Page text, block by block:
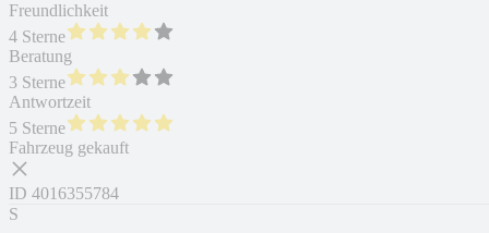
Freundlichkeit
4 Sterne
Beratung
3 Sterne
Antwortzeit
5 Sterne
Fahrzeug gekauft
ID 4016355784
S